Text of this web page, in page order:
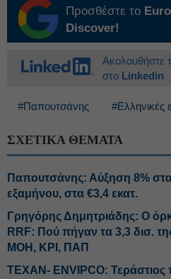
Προσθέστε το
Discover!
Ακολουθήστε
στο Linkedin
#Παπουτσάνης #Ελληνικές
ΣΧΕΤΙΚΑ ΘΕΜΑΤΑ
Παπουτσάνης: Αύξηση 8%
εξαμήνου, στα €3,4 εκατ.
Γρηγόρης Δημητριάδης: Ο
RRF: Πού πήγαν τα 3,3 δισ.
ΜΟΗ, ΚΡΙ, ΠΑΠ
ΤΕΧΑΝ- ENVIPCO: Τεράστιος